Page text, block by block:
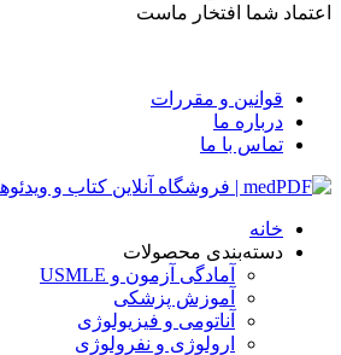
اعتماد شما افتخار ماست
قوانین و مقررات
درباره ما
تماس با ما
خانه
دسته‌بندی محصولات
آمادگی آزمون و USMLE
آموزش پزشکی
آناتومی و فیزیولوژی
ارولوژی و نفرولوژی